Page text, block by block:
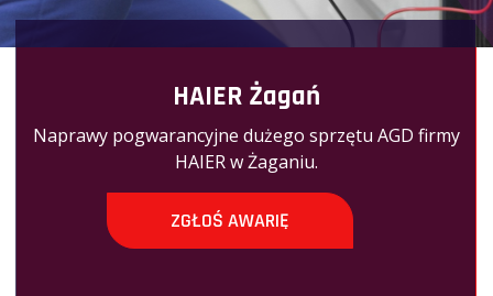
HAIER Żagań
Naprawy pogwarancyjne dużego sprzętu AGD firmy
HAIER w Żaganiu.
ZGŁOŚ AWARIĘ